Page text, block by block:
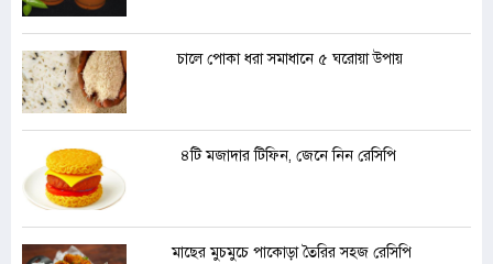
চালে পোকা ধরা সমাধানে ৫ ঘরোয়া উপায়
৪টি মজাদার টিফিন, জেনে নিন রেসিপি
মাছের মুচমুচে পাকোড়া তৈরির সহজ রেসিপি